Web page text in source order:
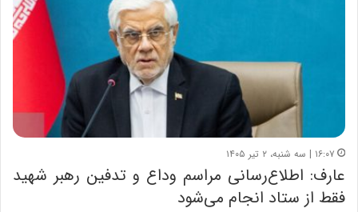
۱۶:۰۷ | سه شنبه، ۲ تیر ۱۴۰۵
عارف: اطلاع‌رسانی مراسم وداع و تدفین رهبر شهید
فقط از ستاد انجام می‌شود